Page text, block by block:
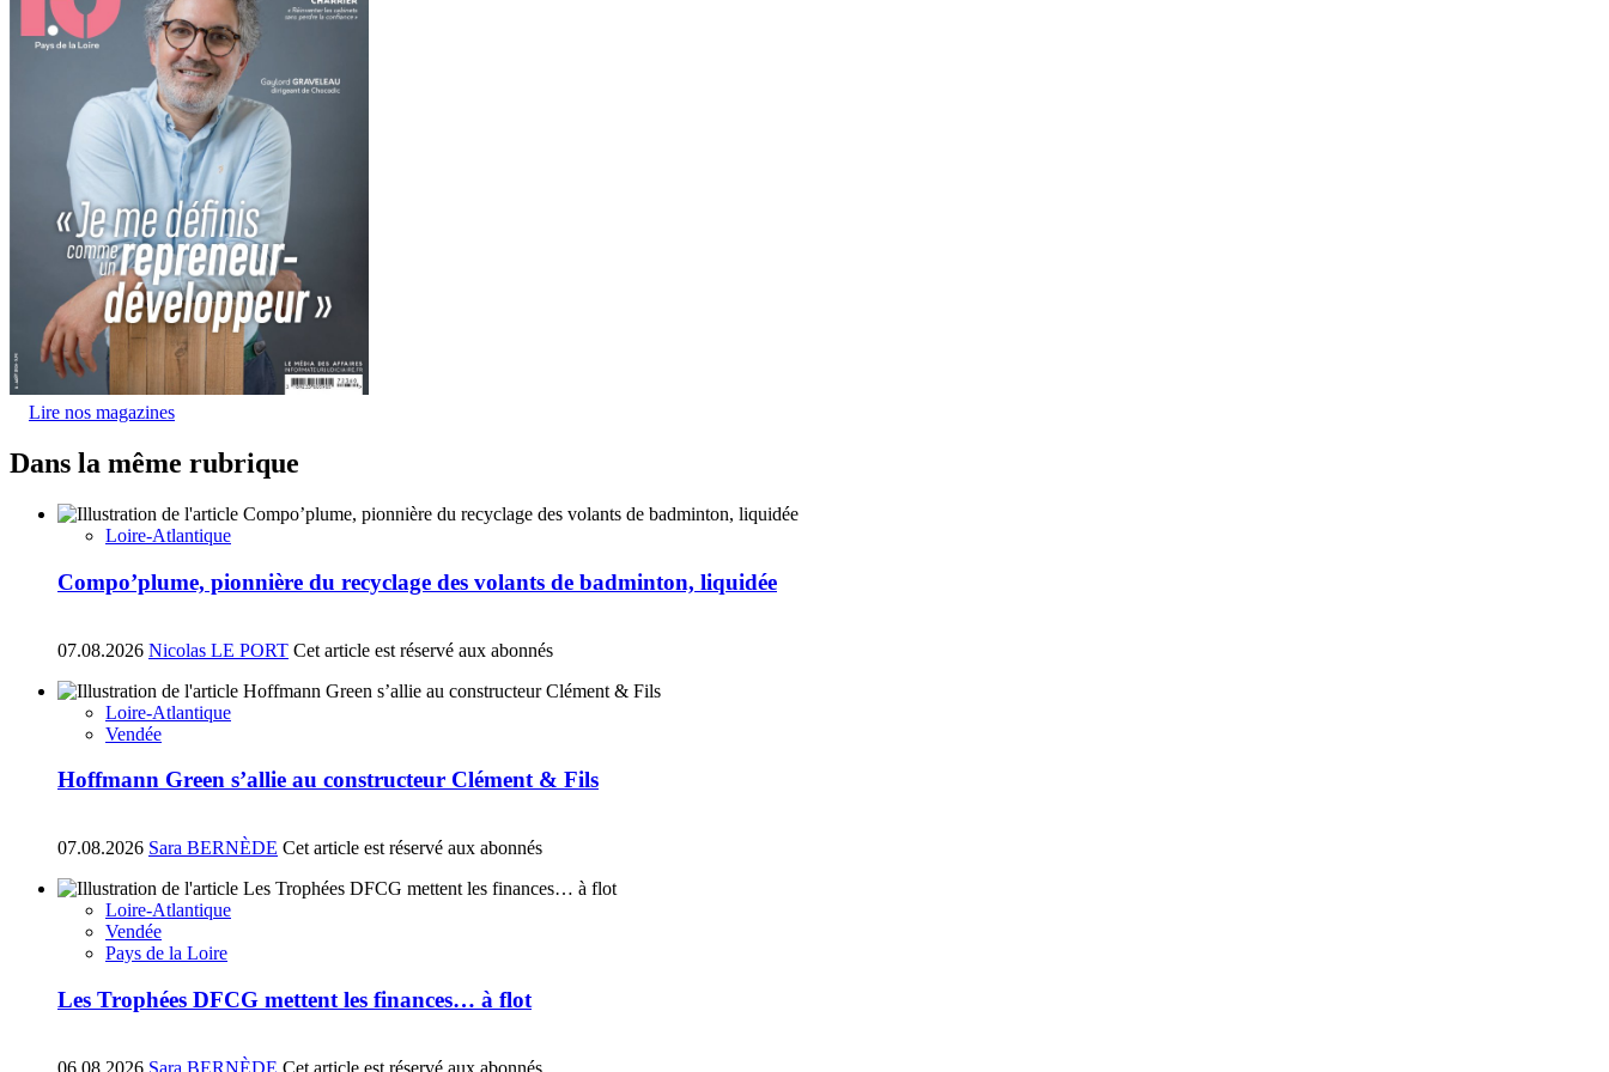
Lire nos magazines
Dans la même rubrique
Loire-Atlantique
Compo’plume, pionnière du recyclage des volants de badminton, liquidée
07.08.2026 Nicolas LE PORT Cet article est réservé aux abonnés
Loire-Atlantique
Vendée
Hoffmann Green s’allie au constructeur Clément & Fils
07.08.2026 Sara BERNÈDE Cet article est réservé aux abonnés
Loire-Atlantique
Vendée
Pays de la Loire
Les Trophées DFCG mettent les finances… à flot
06.08.2026 Sara BERNÈDE Cet article est réservé aux abonnés